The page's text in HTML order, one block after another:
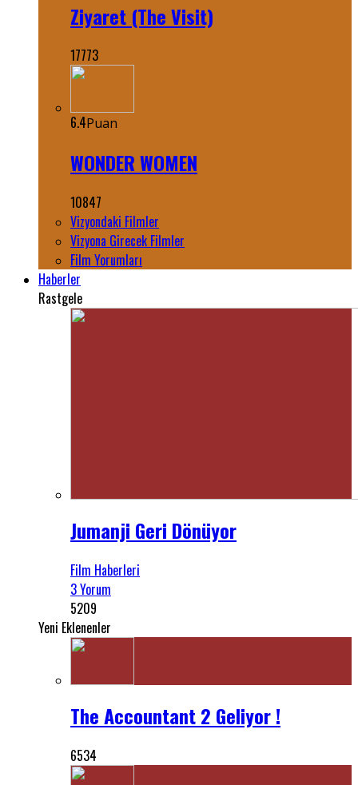
Ziyaret (The Visit)
17773
6.4Puan
WONDER WOMEN
10847
Vizyondaki Filmler
Vizyona Girecek Filmler
Film Yorumları
Haberler
Rastgele
Jumanji Geri Dönüyor
Film Haberleri
3 Yorum
5209
Yeni Eklenenler
The Accountant 2 Geliyor !
6534